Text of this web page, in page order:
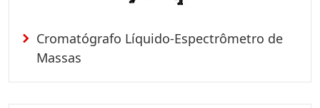
Cromatógrafo Líquido-Espectrômetro de
Massas